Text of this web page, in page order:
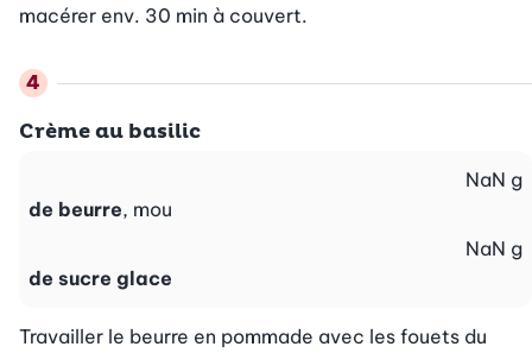
macérer env. 30 min à couvert.
Crème au basilic
de beurre, mou
NaN g
de sucre glace
NaN g
Travailler le beurre en pommade avec les fouets du